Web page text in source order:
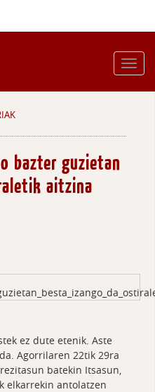
bazter guzietan
aitzina
ez dute etenik. Aste
Agorrilaren 22tik 29ra
batekin Itsasun,
elkarrekin antolatzen